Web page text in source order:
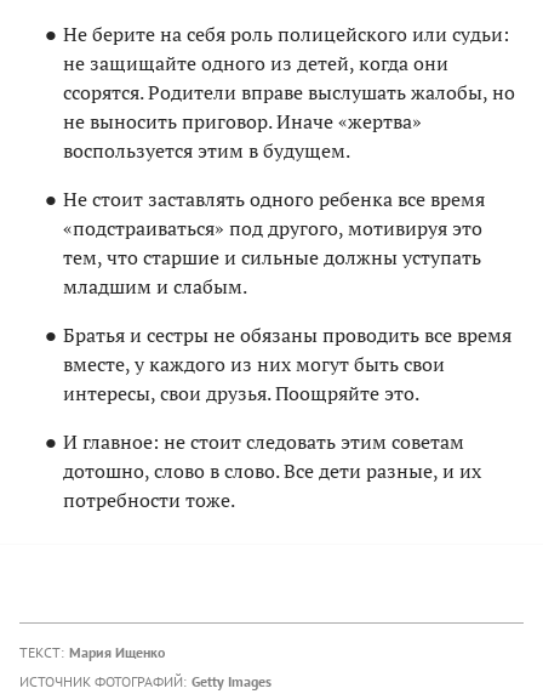
Не берите на себя роль полицейского или судьи:
не защищайте одного из детей, когда они
ссорятся. Родители вправе выслушать жалобы, но
не выносить приговор. Иначе «жертва»
воспользуется этим в будущем.
Не стоит заставлять одного ребенка все время
«подстраиваться» под другого, мотивируя это
тем, что старшие и сильные должны уступать
младшим и слабым.
Братья и сестры не обязаны проводить все время
вместе, у каждого из них могут быть свои
интересы, свои друзья. Поощряйте это.
И главное: не стоит следовать этим советам
дотошно, слово в слово. Все дети разные, и их
потребности тоже.
ТЕКСТ: Мария Ищенко
ИСТОЧНИК ФОТОГРАФИЙ: Getty Images